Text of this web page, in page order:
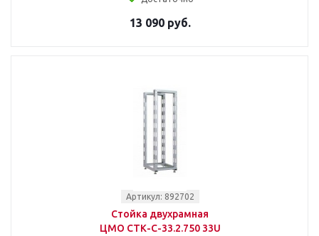
13 090 руб.
Артикул: 892702
Стойка двухрамная
ЦМО СТК-С-33.2.750 33U